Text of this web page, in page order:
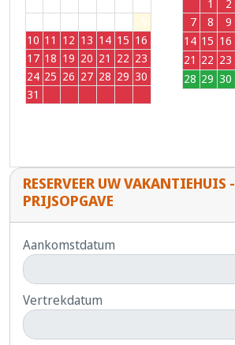
9
10 11 12 13 14 15 16
17 18 19 20 21 22 23
24 25 26 27 28 29 30
31
1 2
7
8 9
14 15 16
21 22 23
28 29 30
RESERVEER UW VAKANTIEHUIS -
PRIJSOPGAVE
Aankomstdatum
Vertrekdatum